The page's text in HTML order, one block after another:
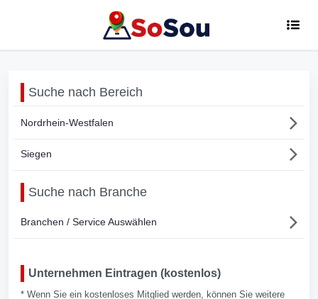
Suche nach Bereich
Nordrhein-Westfalen
Siegen
Suche nach Branche
Branchen / Service Auswählen
Unternehmen Eintragen (kostenlos)
* Wenn Sie ein kostenloses Mitglied werden, können Sie weitere